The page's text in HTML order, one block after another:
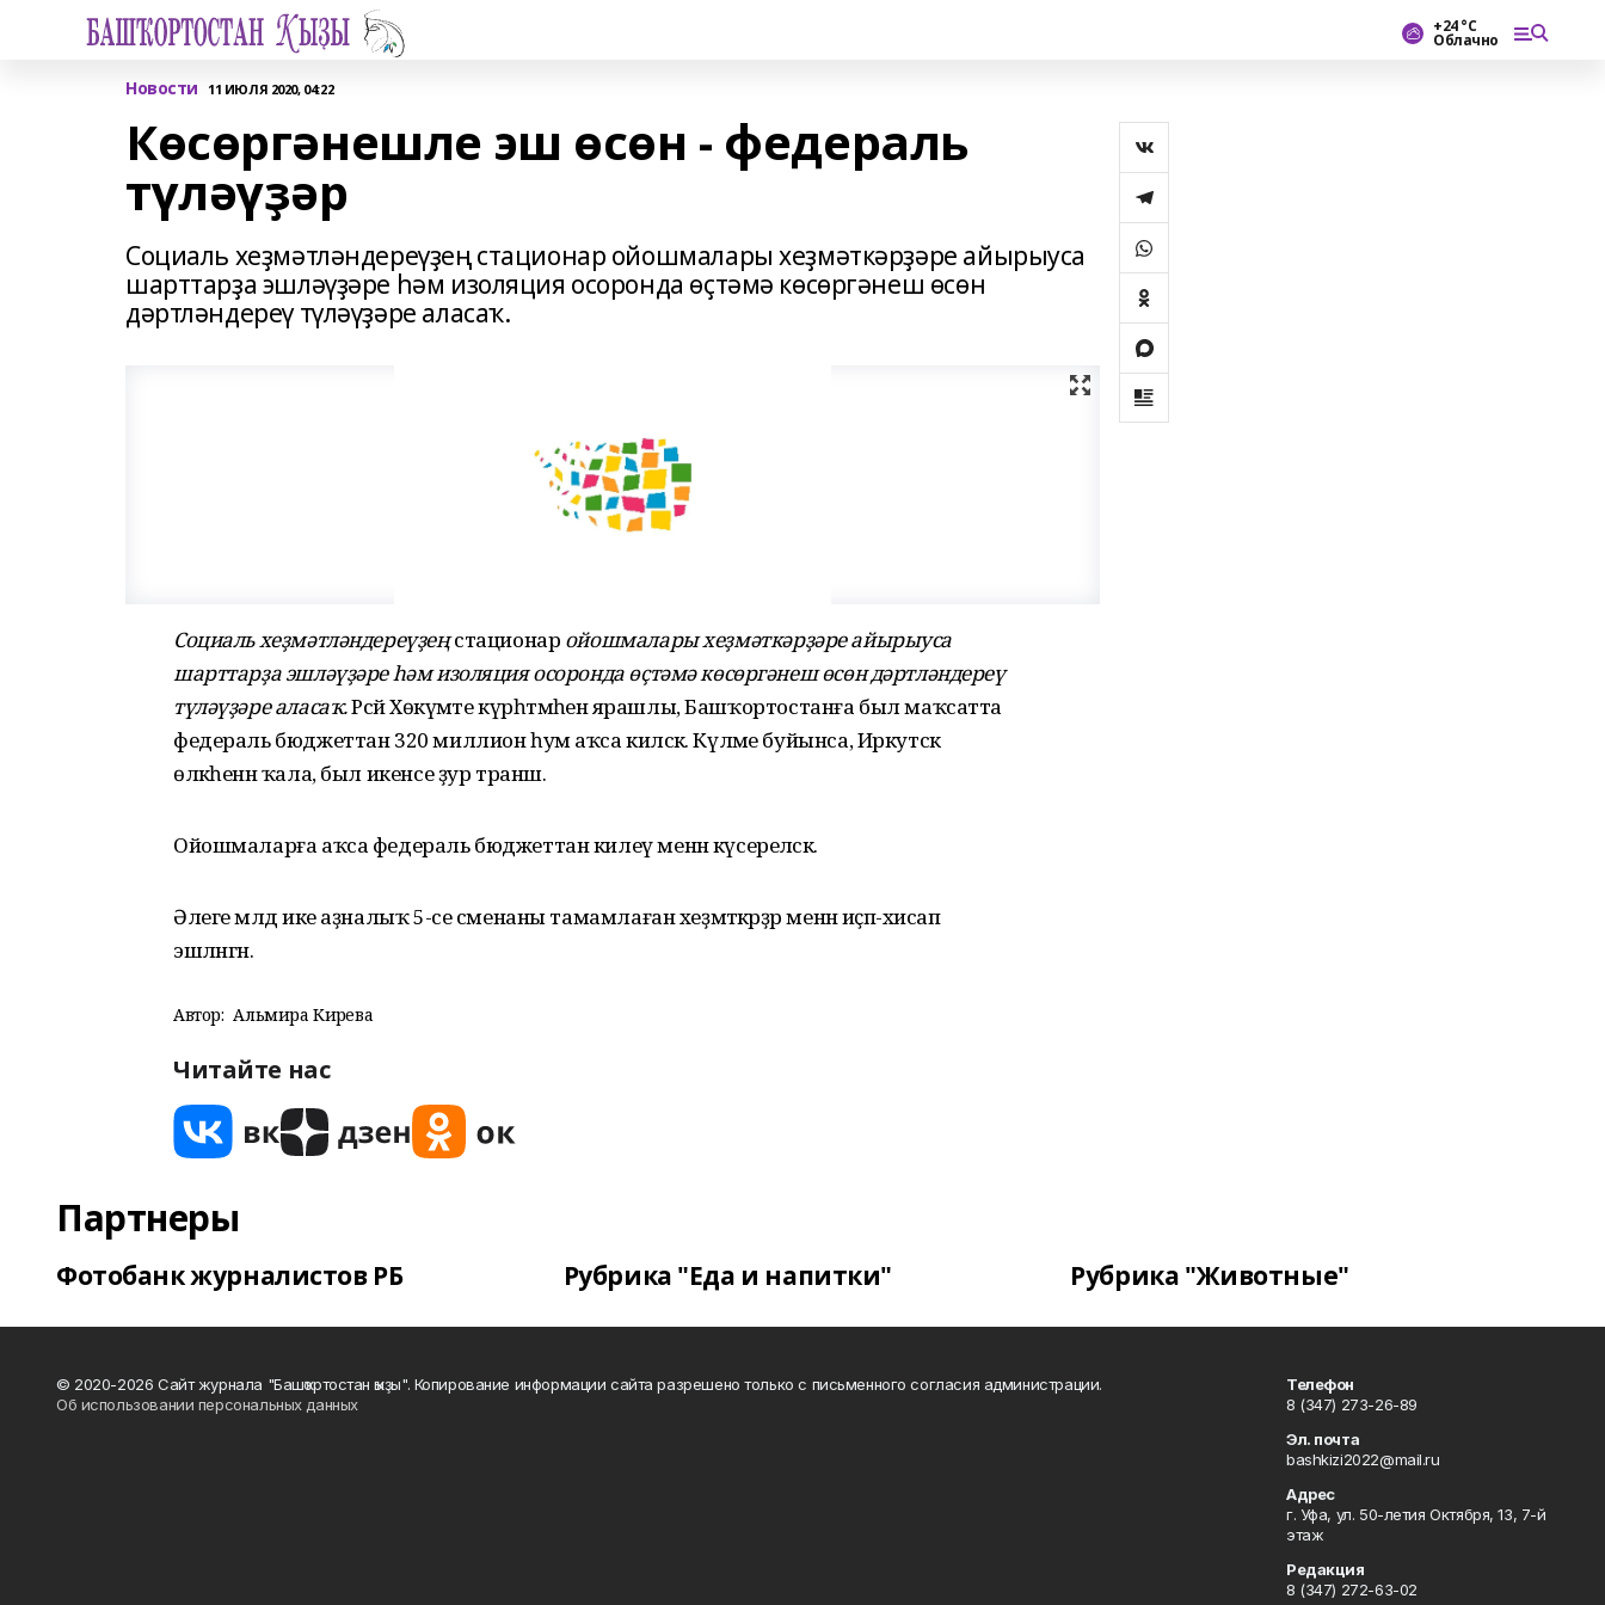
+24 °С
Облачно
Новости 11 ИЮЛЯ 2020, 04:22
Көсөргәнешле эш өсөн - федераль
түләүҙәр
Социаль хеҙмәтләндереүҙең стационар ойошмалары хеҙмәткәрҙәре айырыуса
шарттарҙа эшләүҙәре һәм изоляция осоронда өҫтәмә көсөргәнеш өсөн
дәртләндереү түләүҙәре аласаҡ.
Социаль хеҙмәтләндереүҙеңстационар ойошмалары хеҙмәткәрҙәре айырыуса
шарттарҙа эшләүҙәре һәм изоляция осоронда өҫтәмә көсөргәнеш өсөн дәртләндереү
түләүҙәре аласаҡ.Рәсәй Хөкүмәте күрһәтмәһенә ярашлы, Башҡортостанға был маҡсатта
федераль бюджеттан 320 миллион һум аҡса киләсәк. Күләме буйынса, Иркутск
өлкәһенән ҡала, был икенсе ҙур транш.
Ойошмаларға аҡса федераль бюджеттан килеү менән күсереләсәк.
Әлеге мәлдә ике аҙналыҡ 5-се сменаны тамамлаған хеҙмәткәрҙәр менән иҫәп-хисап
эшләнгән.
Автор: Альмира Кирәева
Читайте нас
Партнеры
Фотобанк журналистов РБ Рубрика "Еда и напитки" Рубрика "Животные"
© 2020-2026 Сайт журнала "Башҡортостан ҡыҙы". Копирование информации сайта разрешено только с письменного согласия администрации.
Об использовании персональных данных
Телефон
8 (347) 273-26-89
Эл. почта
bashkizi2022@mail.ru
Адрес
г. Уфа, ул. 50-летия Октября, 13, 7-й
этаж
Редакция
8 (347) 272-63-02